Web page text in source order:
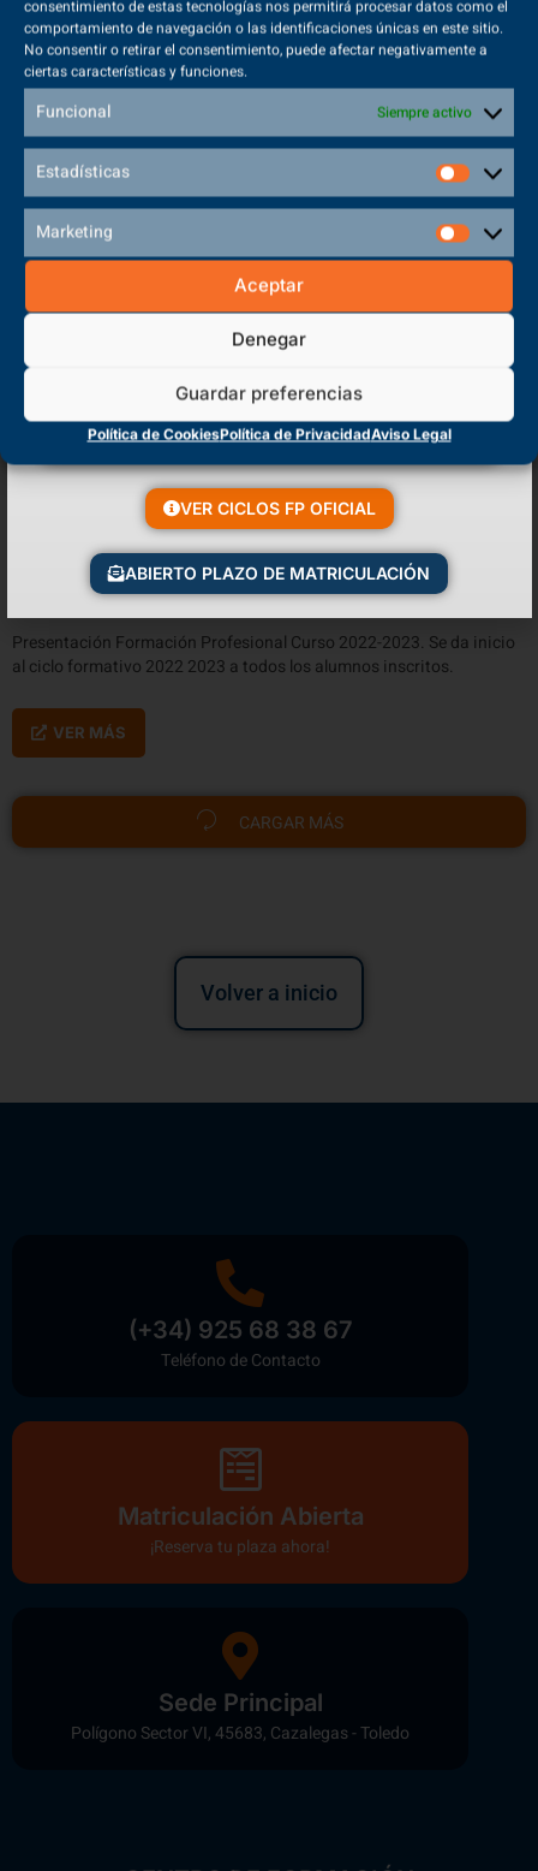
consentimiento de estas tecnologías nos permitirá procesar datos como el
comportamiento de navegación o las identificaciones únicas en este sitio.
No consentir o retirar el consentimiento, puede afectar negativamente a
ciertas características y funciones.
Funcional Siempre activo
Estadísticas
Marketing
Aceptar
Denegar
Guardar preferencias
Política de CookiesPolítica de PrivacidadAviso Legal
A la hora de elegir tu formación de futuro hay una pregunta
indispensable: ¿qué salidas laborales tendré con mi grado...
VER MÁS
Presentación Curso 2022-2023
17/10/2022
Presentación Formación Profesional Curso 2022-2023. Se da inicio
al ciclo formativo 2022 2023 a todos los alumnos inscritos.
VER MÁS
CARGAR MÁS
Volver a inicio
(+34) 925 68 38 67
Teléfono de Contacto
Matriculación Abierta
¡Reserva tu plaza ahora!
Sede Principal
Polígono Sector VI, 45683, Cazalegas - Toledo
VER CICLOS FP OFICIAL
ABIERTO PLAZO DE MATRICULACIÓN